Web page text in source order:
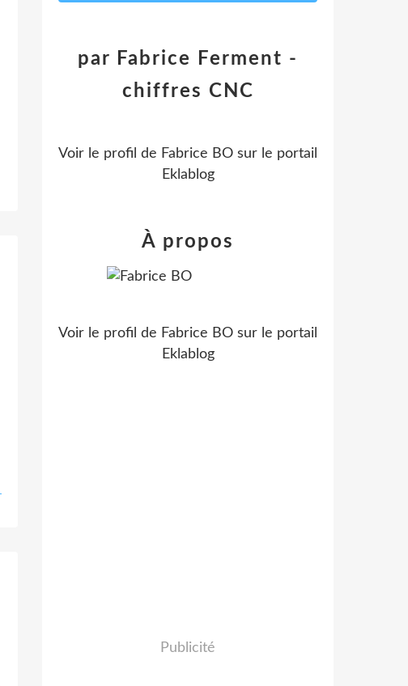
par Fabrice Ferment -
chiffres CNC
Voir le profil de Fabrice BO sur le portail
Eklablog
À propos
Voir le profil de Fabrice BO sur le portail
Eklablog
Publicité